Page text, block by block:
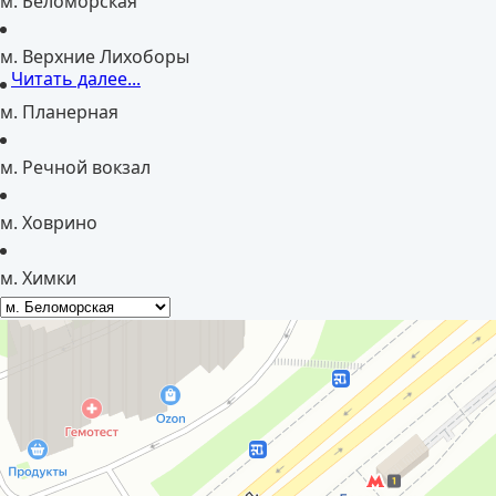
Читать далее...
м. Верхние Лихоборы
м. Планерная
м. Речной вокзал
м. Ховрино
м. Химки